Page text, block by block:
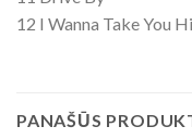
12 I Wanna Take You
PANAŠŪS